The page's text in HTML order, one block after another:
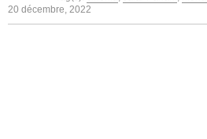
20 décembre, 2022